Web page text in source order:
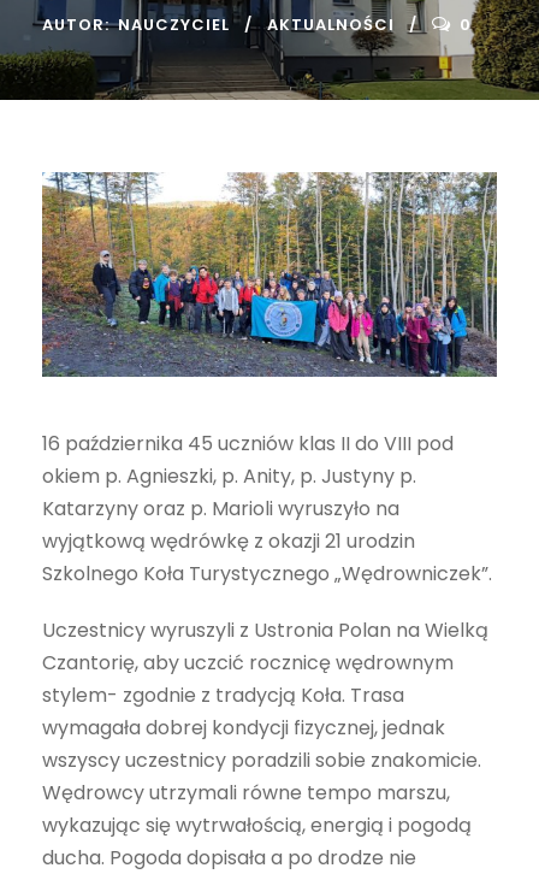
AUTOR: NAUCZYCIEL AKTUALNOŚCI 0
16 października 45 uczniów klas II do VIII pod
okiem p. Agnieszki, p. Anity, p. Justyny p.
Katarzyny oraz p. Marioli wyruszyło na
wyjątkową wędrówkę z okazji 21 urodzin
Szkolnego Koła Turystycznego „Wędrowniczek”.
Uczestnicy wyruszyli z Ustronia Polan na Wielką
Czantorię, aby uczcić rocznicę wędrownym
stylem- zgodnie z tradycją Koła. Trasa
wymagała dobrej kondycji fizycznej, jednak
wszyscy uczestnicy poradzili sobie znakomicie.
Wędrowcy utrzymali równe tempo marszu,
wykazując się wytrwałością, energią i pogodą
ducha. Pogoda dopisała a po drodze nie